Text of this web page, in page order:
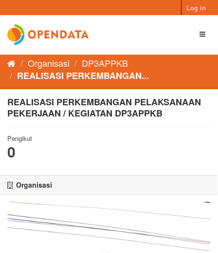
to
content
Log in
Organisasi
DP3APPKB
REALISASI PERKEMBANGAN...
REALISASI PERKEMBANGAN PELAKSANAAN
PEKERJAAN / KEGIATAN DP3APPKB
Pengikut
0
Organisasi